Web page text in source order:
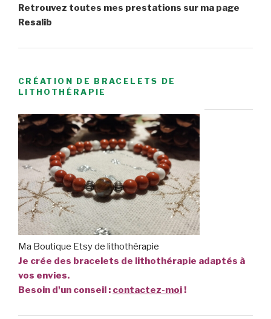
Retrouvez toutes mes prestations sur ma page
Resalib
CRÉATION DE BRACELETS DE
LITHOTHÉRAPIE
Ma Boutique Etsy de lithothérapie
Je crée des bracelets de lithothérapie adaptés à
vos envies.
Besoin d'un conseil : contactez-moi!